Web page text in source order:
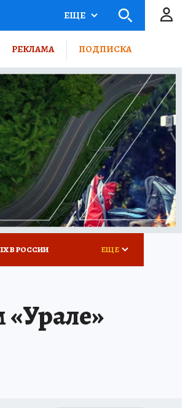
КП
ЕЩЕ
РЕКЛАМА ПОДПИСКА
В РОССИИ ЕЩЕ